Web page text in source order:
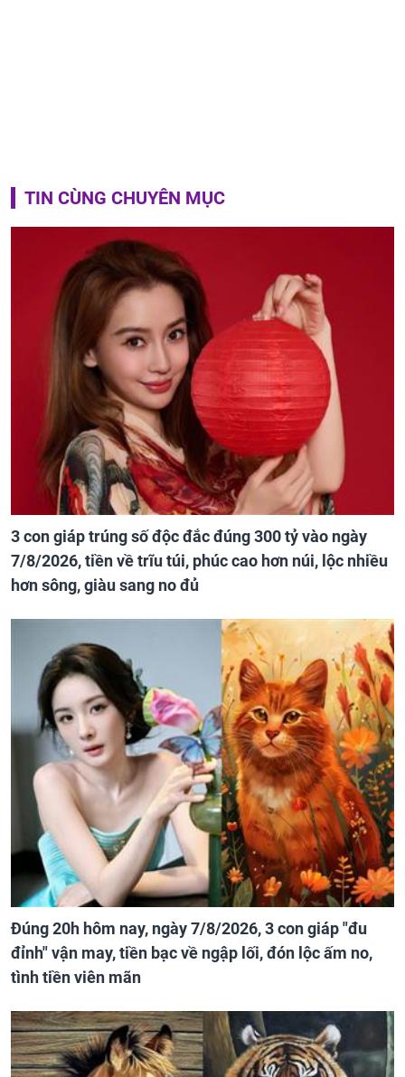
TIN CÙNG CHUYÊN MỤC
3 con giáp trúng số độc đắc đúng 300 tỷ vào ngày
7/8/2026, tiền về trĩu túi, phúc cao hơn núi, lộc nhiều
hơn sông, giàu sang no đủ
Đúng 20h hôm nay, ngày 7/8/2026, 3 con giáp "đu
đỉnh" vận may, tiền bạc về ngập lối, đón lộc ấm no,
tình tiền viên mãn